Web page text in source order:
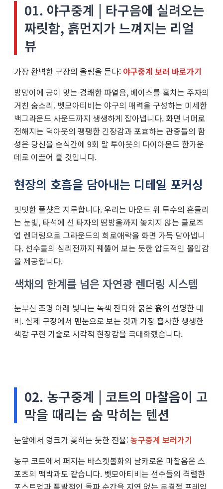
01. 야구중계 | 타구음에 실려오는
짜릿함, 흙먼지가 느껴지는 리얼
뷰
가장 완벽한 구장의 울림을 듣다: 야구중계 보러 바로가기
방망이에 공이 맞는 경쾌한 파열음, 베이스를 훔치는 주자의
거친 숨소리. 벳모아티비는 야구의 매력을 구성하는 미세한
백그라운드 사운드까지 생생하게 잡아냅니다. 화면 너머로
전해지는 덕아웃의 팽팽한 긴장감과 포효하는 관중들의 함
성은 당신을 순식간에 9회 말 투아웃의 다이아몬드 한가운
데로 이끌어 줄 것입니다.
현장의 호흡을 담아내는 디테일 포커싱
밋밋한 풀샷은 지루합니다. 우리는 마운드 위 투수의 흔들리
는 눈빛, 타석에 선 타자의 땀방울까지 놓치지 않는 클로즈
업 렌더링으로 그라운드의 희로애락을 화면 가득 담아냅니
다. 선수들의 심리전까지 꿰뚫어 보는 듯한 압도적인 몰입감
을 제공합니다.
색채의 한계를 넘은 자연광 렌더링 시스템
눈부신 조명 아래 빛나는 녹색 잔디와 붉은 흙의 선명한 대
비. 실제 구장에서 맨눈으로 보는 것과 가장 흡사한 생생한
색감 구현 기술로 시각적 현장감을 극대화했습니다.
02. 농구중계 | 코트의 마찰음이 고
막을 때리는 숨 막히는 텐션
눈앞에서 덩크가 꽂히는 듯한 전율:농구중계 보러가기
농구 코트에서 퍼지는 바스켓볼화의 날카로운 마찰음은 스
포츠의 맥박과도 같습니다. 벳모아티비는 선수들의 격렬한
포스트업과 폭발적인 돌파 순간을 지연 없는 무결점 프레임